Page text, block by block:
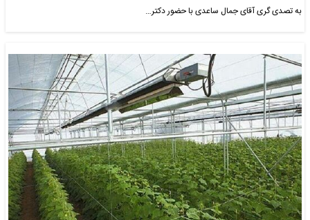
به تصدی گری آقای جمال ساعدی با حضور دکتر…